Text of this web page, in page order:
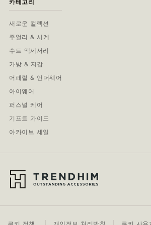
카테고리
새로운 컬렉션
주얼리 & 시계
수트 액세서리
가방 & 지갑
어패럴 & 언더웨어
아이웨어
퍼스널 케어
기프트 가이드
아카이브 세일